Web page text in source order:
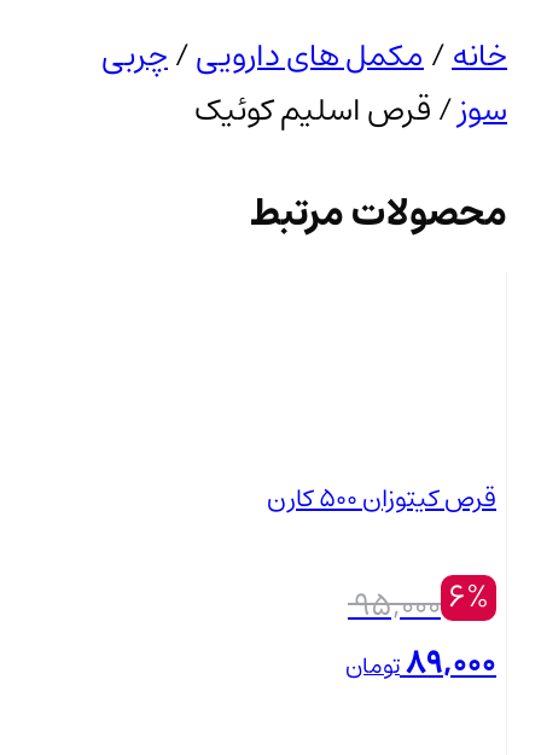
خانه/مکمل های دارویی/چربی
سوز/ قرص اسلیم کوئیک
محصولات مرتبط
قرص کیتوزان 500 کارن
6%
95,000
89,000تومان